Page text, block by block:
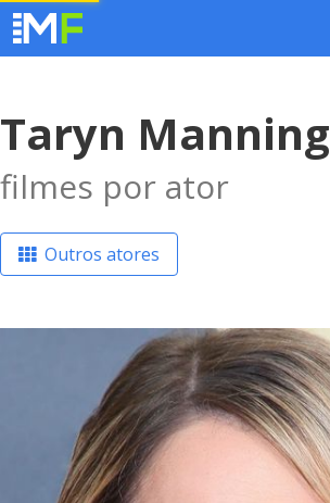
Taryn Manning
filmes por ator
Outros atores